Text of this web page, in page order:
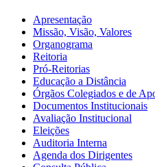
Apresentação
Missão, Visão, Valores
Organograma
Reitoria
Pró-Reitorias
Educação a Distância
Órgãos Colegiados e de
Documentos Institucionais
Avaliação Institucional
Eleições
Auditoria Interna
Agenda dos Dirigentes